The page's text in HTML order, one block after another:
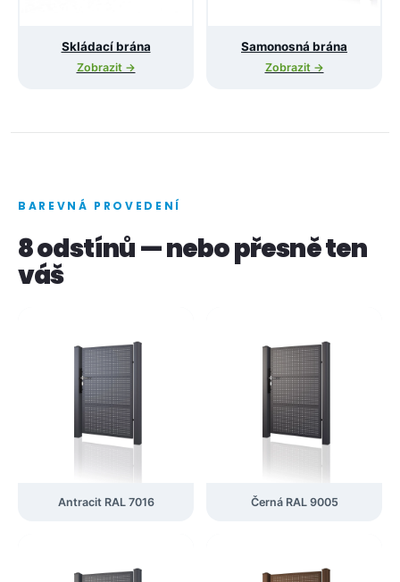
Skládací brána
Zobrazit →
Samonosná brána
Zobrazit →
BAREVNÁ PROVEDENÍ
8 odstínů — nebo přesně ten
váš
Antracit RAL 7016 Černá RAL 9005